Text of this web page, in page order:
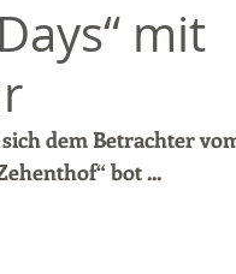
mit
dem Betrachter
bot ...